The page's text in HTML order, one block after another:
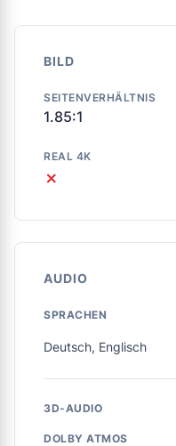
BILD
SEITENVERHÄLTNIS
1.85:1
REAL 4K
✗
AUDIO
SPRACHEN
Deutsch, Englisch
3D-AUDIO
DOLBY ATMOS